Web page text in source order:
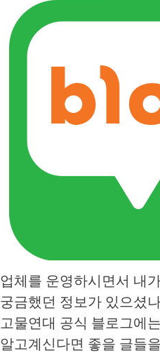
업체를 운영하시면서 내
궁금했던 정보가 있으셨
고물연대 공식 블로그에
알고계신다면 좋을 글들